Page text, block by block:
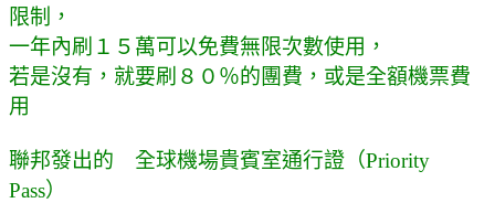
限制，
一年內刷１５萬可以免費無限次數使用，
若是沒有，就要刷８０％的團費，或是全額機票費
用
聯邦發出的 全球機場貴賓室通行證 （Priority
Pass）